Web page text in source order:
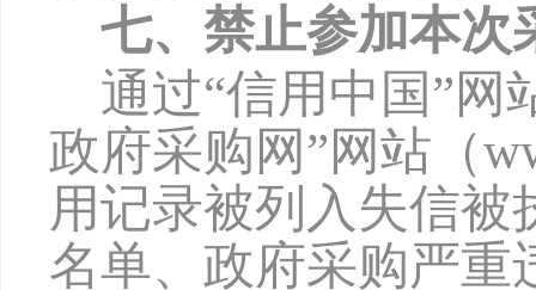
七、禁止参加本次
通过“信用中国”网
政府采购网”网站（
用记录被列入失信
名单、政府采购严重